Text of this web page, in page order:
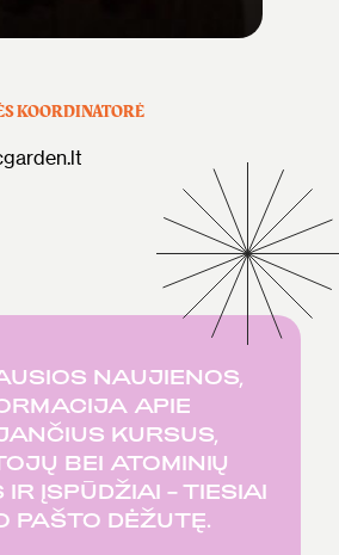
KOORDINATORĖ
NAUJIENOS,
APIE
KURSUS,
BEI ATOMINIŲ
ĮSPŪDŽIAI – TIESIAI
PAŠTO DĖŽUTĘ.